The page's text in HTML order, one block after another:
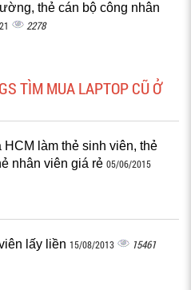
thẻ cán bộ công nhân
2278
TÌM MUA LAPTOP CŨ Ở
HCM làm thẻ sinh viên, thẻ
nhân viên giá rẻ 05/06/2015
lấy liền 15/08/2013 15461